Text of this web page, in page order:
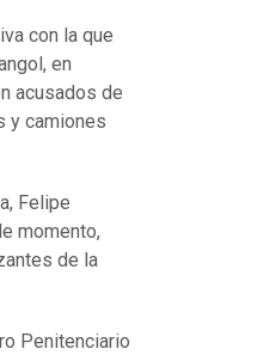
con la que
en
acusados de
y camiones
Felipe
momento,
de la
Penitenciario